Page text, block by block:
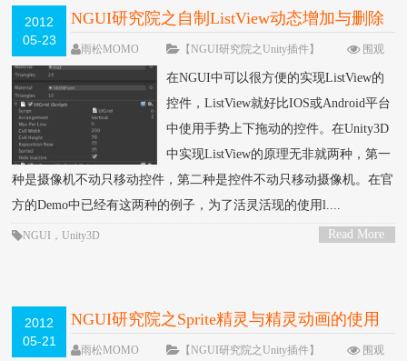
2012
05-23
NGUI研究院之自制ListView动态增加与删除
（三）
雨松MOMO 【NGUI研究院之Unity插件】
围观
94014次
90 条评论
在NGUI中可以很方便的实现ListView的
控件，ListView就好比IOS或Android平台
中使用手势上下拖动的控件。在Unity3D
中实现ListView的原理无非就两种，第一
种是摄像机不动只移动控件，第二种是控件不动只移动摄像机。在官
方的Demo中已经有这两种的例子，为了活灵活现的使用l....
Read More
NGUI ，Unity3D
2012
05-21
NGUI研究院之Sprite精灵与精灵动画的使用
（二）
雨松MOMO 【NGUI研究院之Unity插件】
围观